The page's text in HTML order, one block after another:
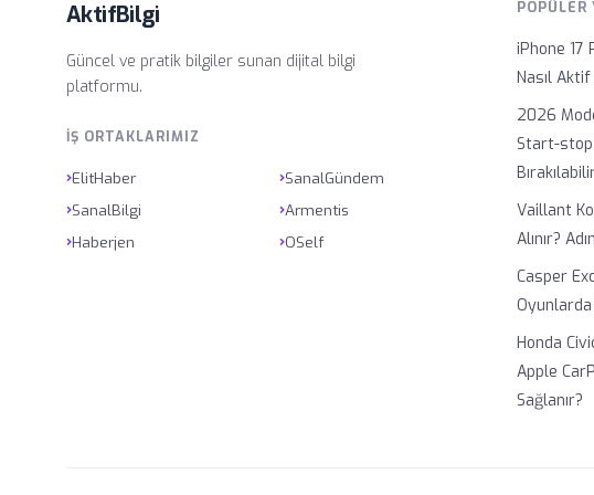
AktifBilgi
Güncel ve pratik bilgiler sunan dijital bilgi
platformu.
İŞ ORTAKLARIMIZ
›ElitHaber ›SanalGündem
›SanalBilgi ›Armentis
›Haberjen ›OSelf
POPÜLER
iPhone 17
Nasıl
2026
Start-stop
Vaillant
Alınır?
Casper
Honda
Apple
Sağlanır?